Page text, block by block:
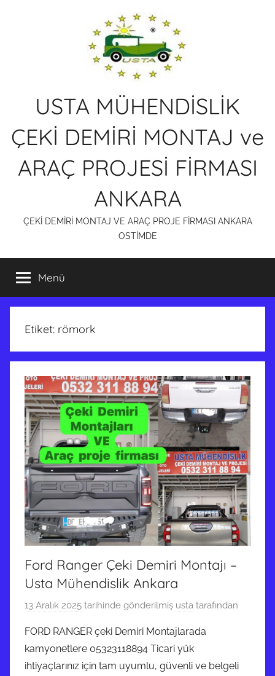
USTA MÜHENDİSLİK
ÇEKİ DEMİRİ MONTAJ ve
ARAÇ PROJESİ FİRMASI
ANKARA
ÇEKİ DEMİRİ MONTAJ VE ARAÇ PROJE FİRMASI ANKARA
OSTİMDE
Menü
Etiket: römork
Ford Ranger Çeki Demiri Montajı –
Usta Mühendislik Ankara
13 Aralık 2025 tarihinde gönderilmiş usta tarafından
FORD RANGER çeki Demiri Montajlarada
kamyonetlere 05323118894 Ticari yük
ihtiyaçlarınız için tam uyumlu, güvenli ve belgeli